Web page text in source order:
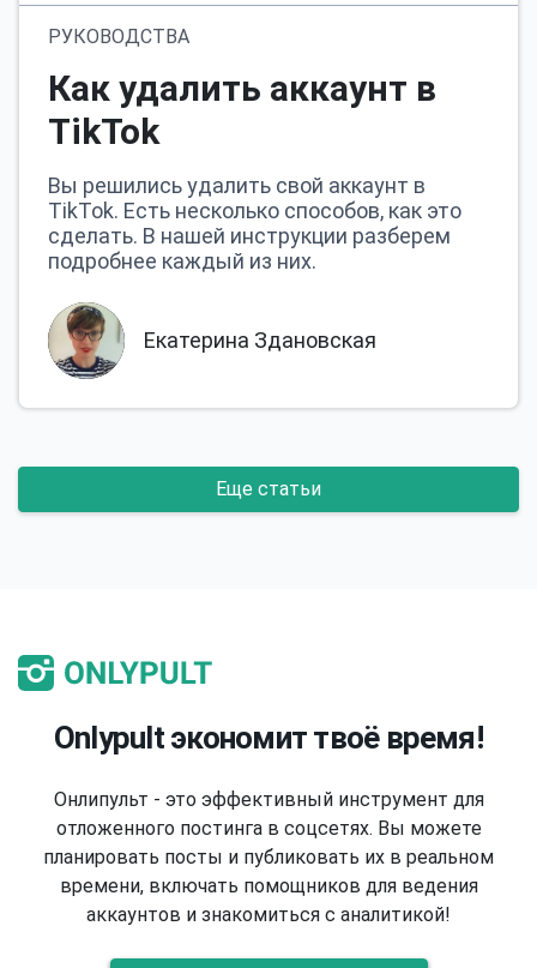
РУКОВОДСТВА
Как удалить аккаунт в
TikTok
Вы решились удалить свой аккаунт в
TikTok. Есть несколько способов, как это
сделать. В нашей инструкции разберем
подробнее каждый из них.
Екатерина Здановская
Еще статьи
Onlypult экономит твоё время!
Онлипульт - это эффективный инструмент для
отложенного постинга в соцсетях. Вы можете
планировать посты и публиковать их в реальном
времени, включать помощников для ведения
аккаунтов и знакомиться с аналитикой!